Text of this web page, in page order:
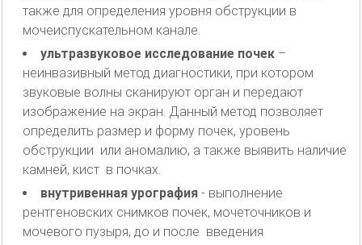
также для определения уровня обструкции в
мочеиспускательном канале.
ультразвуковое исследование почек –
неинвазивный метод диагностики, при котором
звуковые волны сканируют орган и передают
изображение на экран. Данный метод позволяет
определить размер и форму почек, уровень
обструкции или аномалию, а также выявить наличие
камней, кист в почках.
внутривенная урография - выполнение
рентгеновских снимков почек, мочеточников и
мочевого пузыря, до и после введения